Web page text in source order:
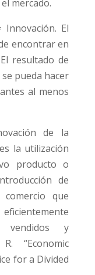
mercado.
Innovación. El
encontrar en
resultado de
pueda hacer
al menos
de la
la utilización
producto o
de
que
vendidos y
“Economic
for a Divided